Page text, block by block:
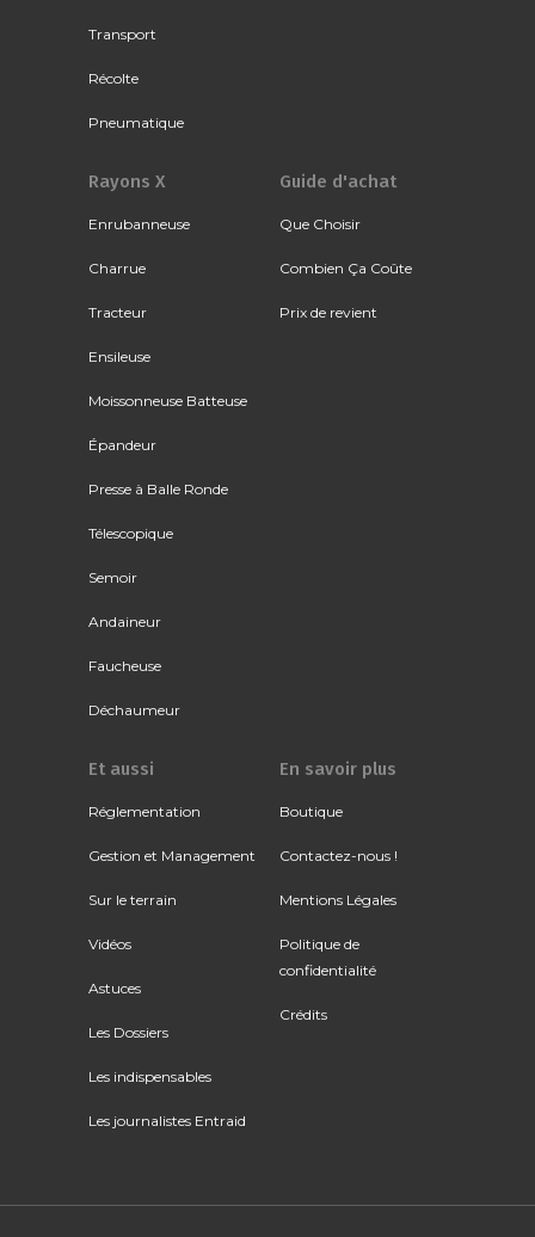
Transport
Récolte
Pneumatique
Rayons X
Enrubanneuse
Charrue
Tracteur
Ensileuse
Moissonneuse Batteuse
Épandeur
Presse à Balle Ronde
Télescopique
Semoir
Andaineur
Faucheuse
Déchaumeur
Guide d'achat
Que Choisir
Combien Ça Coûte
Prix de revient
Et aussi
Réglementation
Gestion et Management
Sur le terrain
Vidéos
Astuces
Les Dossiers
Les indispensables
Les journalistes Entraid
En savoir plus
Boutique
Contactez-nous !
Mentions Légales
Politique de
confidentialité
Crédits